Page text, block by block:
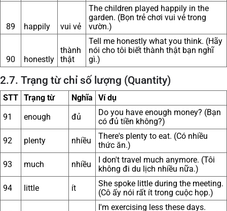
89 happily vui vẻ
The children played happily in the
garden. (Bọn trẻ chơi vui vẻ trong
vườn.)
90 honestly
thành
thật
Tell me honestly what you think. (Hãy
nói cho tôi biết thành thật bạn nghĩ
gì.)
2.7. Trạng từ chỉ số lượng (Quantity)
STT Trạng từ Nghĩa
Ví dụ
91
enough đủ
Do you have enough money? (Bạn
có đủ tiền không?)
92
plenty nhiều
There's plenty to eat. (Có nhiều
thức ăn.)
93
much nhiều
I don't travel much anymore. (Tôi
không đi du lịch nhiều nữa.)
94
little ít
She spoke little during the meeting.
(Cô ấy nói rất ít trong cuộc họp.)
I'm exercising less these days.